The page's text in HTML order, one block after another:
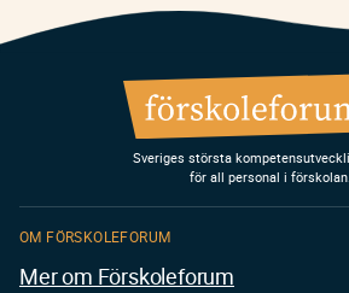
Sveriges största
för all personal i förskolan.
OM FÖRSKOLEFORUM
Mer om Förskoleforum